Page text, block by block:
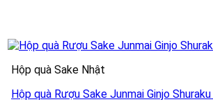
Hộp quà Sake Nhật
Hộp quà Rượu Sake Junmai Ginjo